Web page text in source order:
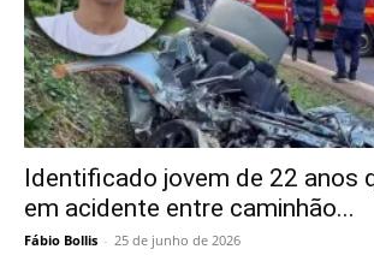
Identificado jovem de 22 anos
em acidente entre caminhão...
Fábio Bollis - 25 de junho de 2026